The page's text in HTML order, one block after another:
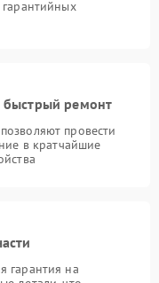
быстрый ремонт
провести
в кратчайшие
гарантия на